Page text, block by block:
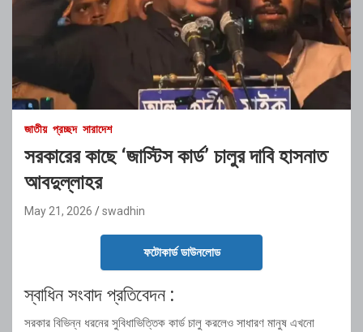
জাতীয় প্রচ্ছদ সারাদেশ
সরকারের কাছে ‘জাস্টিস কার্ড’ চালুর দাবি হাসনাত
আবদুল্লাহর
May 21, 2026 swadhin
ফটোকার্ড ডাউনলোড
স্বাধিন সংবাদ প্রতিবেদন :
সরকার বিভিন্ন ধরনের সুবিধাভিত্তিক কার্ড চালু করলেও সাধারণ মানুষ এখনো